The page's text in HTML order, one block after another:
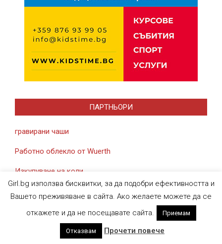
ПАРТНЬОРИ
гравирани чаши
Работно облекло от Wuerth
Изкупуване на коли
Designed usingMagazine News Byte. Powered byWordPress
Girl.bg използва бисквитки, за да подобри ефективността и
Вашето преживяване в сайта. Ако желаете можете да се
откажете и да не посещавате сайта.
Приемам
Отказвам Прочети повече